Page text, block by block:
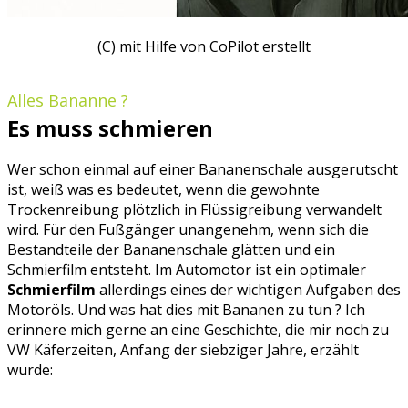
(C) mit Hilfe von CoPilot erstellt
Alles Bananne ?
Es muss schmieren
Wer schon einmal auf einer Bananenschale ausgerutscht
ist, weiß was es bedeutet, wenn die gewohnte
Trockenreibung plötzlich in Flüssigreibung verwandelt
wird. Für den Fußgänger unangenehm, wenn sich die
Bestandteile der Bananenschale glätten und ein
Schmierfilm entsteht. Im Automotor ist ein optimaler
Schmierfilm allerdings eines der wichtigen Aufgaben des
Motoröls. Und was hat dies mit Bananen zu tun ? Ich
erinnere mich gerne an eine Geschichte, die mir noch zu
VW Käferzeiten, Anfang der siebziger Jahre, erzählt
wurde: